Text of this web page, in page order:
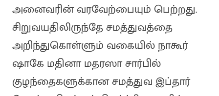
அனைவரின் வரவேற்பையும் பெற்றது.
சிறுவயதிலிருந்தே சமத்துவத்தை
அறிந்துகொள்ளும் வகையில் நாகூர்
ஷாகே மதினா மதரஸா சார்பில்
குழந்தைகளுக்கான சமத்துவ இப்தார்